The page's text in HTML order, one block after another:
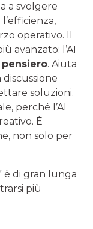
a svolgere
operativo. Il
avanzato: l’AI
. Aiuta
soluzioni.
perché l’AI
È
non solo per
è di gran lunga
più